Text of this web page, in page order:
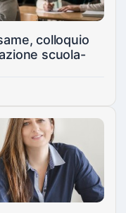
colloquio
scuola-